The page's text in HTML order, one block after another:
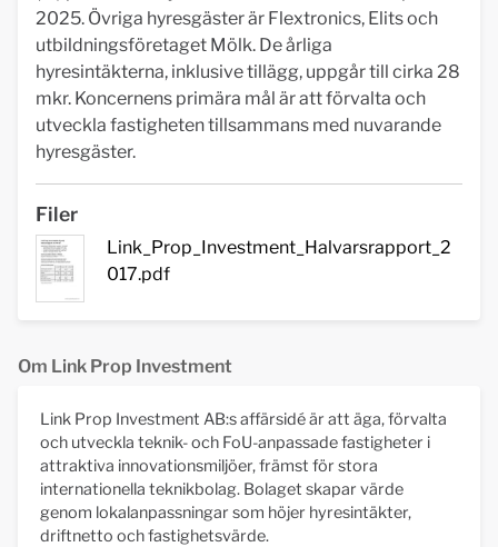
2025. Övriga hyresgäster är Flextronics, Elits och
utbildningsföretaget Mölk. De årliga
hyresintäkterna, inklusive tillägg, uppgår till cirka 28
mkr. Koncernens primära mål är att förvalta och
utveckla fastigheten tillsammans med nuvarande
hyresgäster.
Filer
Link_Prop_Investment_Halvarsrapport_2
017.pdf
Om Link Prop Investment
Link Prop Investment AB:s affärsidé är att äga, förvalta
och utveckla teknik- och FoU-anpassade fastigheter i
attraktiva innovationsmiljöer, främst för stora
internationella teknikbolag. Bolaget skapar värde
genom lokalanpassningar som höjer hyresintäkter,
driftnetto och fastighetsvärde.